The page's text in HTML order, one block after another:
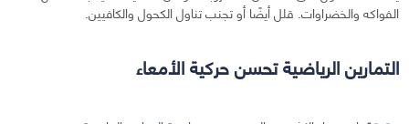
الفواكه والخضراوات. قلل أيضًا أو تجنب تناول الكحول والكافيين.
التمارين الرياضية تحسن حركية الأمعاء